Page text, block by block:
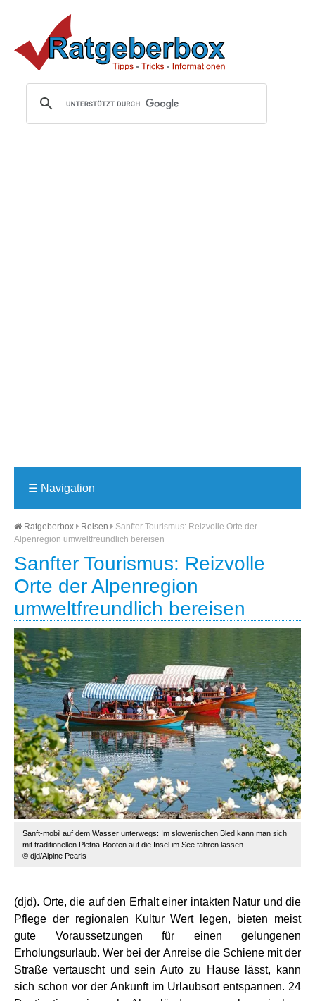
☰ Navigation
Ratgeberbox Reisen
Sanfter Tourismus: Reizvolle Orte der
Alpenregion umweltfreundlich bereisen
Sanfter Tourismus: Reizvolle
Orte der Alpenregion
umweltfreundlich bereisen
Sanft-mobil auf dem Wasser unterwegs: Im slowenischen Bled kann man sich
mit traditionellen Pletna-Booten auf die Insel im See fahren lassen.
© djd/Alpine Pearls
(djd). Orte, die auf den Erhalt einer intakten Natur und die
Pflege der regionalen Kultur Wert legen, bieten meist
gute Voraussetzungen für einen gelungenen
Erholungsurlaub. Wer bei der Anreise die Schiene mit der
Straße vertauscht und sein Auto zu Hause lässt, kann
sich schon vor der Ankunft im Urlaubsort entspannen. 24